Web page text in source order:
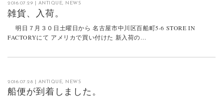
2016.07.29 ANTIQUE, NEWS
雑貨、入荷。
明日７月３０日土曜日から 名古屋市中川区百船町5-6 STORE IN
FACTORYにて アメリカで買い付けた 新入荷の…
2016.07.28 ANTIQUE, NEWS
船便が到着しました。